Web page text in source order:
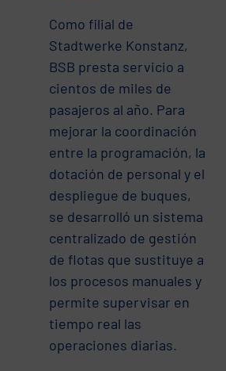
Como filial de
Stadtwerke Konstanz,
BSB presta servicio a
cientos de miles de
pasajeros al año. Para
mejorar la coordinación
entre la programación, la
dotación de personal y el
despliegue de buques,
se desarrolló un sistema
centralizado de gestión
de flotas que sustituye a
los procesos manuales y
permite supervisar en
tiempo real las
operaciones diarias.